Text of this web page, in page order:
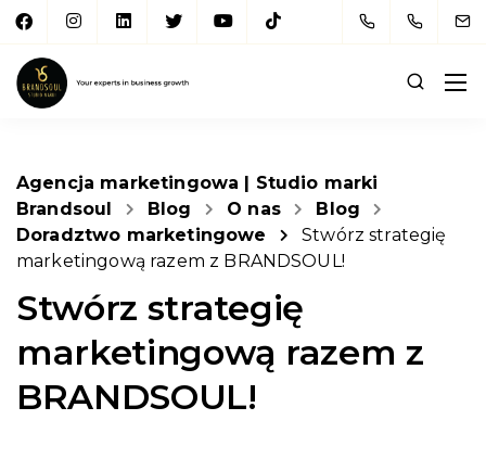
Agencja marketingowa | Studio marki
Brandsoul
Blog O nas
Blog
Doradztwo marketingowe
Stwórz strategię
marketingową razem z BRANDSOUL!
Stwórz strategię
marketingową razem z
BRANDSOUL!